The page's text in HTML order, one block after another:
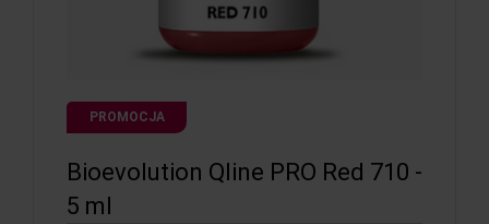
PROMOCJA
Bioevolution Qline PRO Red 710 -
5 ml